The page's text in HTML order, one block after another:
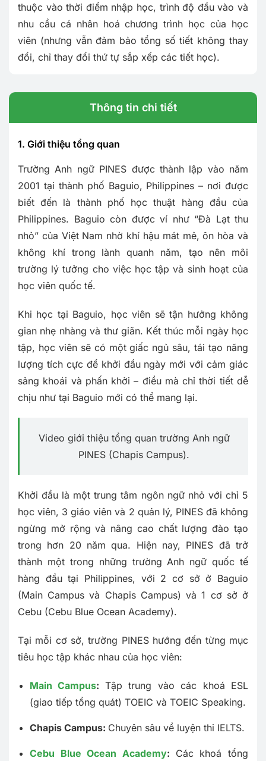
thuộc vào thời điểm nhập học, trình độ đầu vào và
nhu cầu cá nhân hoá chương trình học của học
viên (nhưng vẫn đảm bảo tổng số tiết không thay
đổi, chỉ thay đổi thứ tự sắp xếp các tiết học).
Thông tin chi tiết
1. Giới thiệu tổng quan
Trường Anh ngữ PINES được thành lập vào năm
2001 tại thành phố Baguio, Philippines – nơi được
biết đến là thành phố học thuật hàng đầu của
Philippines. Baguio còn được ví như “Đà Lạt thu
nhỏ” của Việt Nam nhờ khí hậu mát mẻ, ôn hòa và
không khí trong lành quanh năm, tạo nên môi
trường lý tưởng cho việc học tập và sinh hoạt của
học viên quốc tế.
Khi học tại Baguio, học viên sẽ tận hưởng không
gian nhẹ nhàng và thư giãn. Kết thúc mỗi ngày học
tập, học viên sẽ có một giấc ngủ sâu, tái tạo năng
lượng tích cực để khởi đầu ngày mới với cảm giác
sảng khoái và phấn khởi – điều mà chỉ thời tiết dễ
chịu như tại Baguio mới có thể mang lại.
Video giới thiệu tổng quan trường Anh ngữ
PINES (Chapis Campus).
Khởi đầu là một trung tâm ngôn ngữ nhỏ với chỉ 5
học viên, 3 giáo viên và 2 quản lý, PINES đã không
ngừng mở rộng và nâng cao chất lượng đào tạo
trong hơn 20 năm qua. Hiện nay, PINES đã trở
thành một trong những trường Anh ngữ quốc tế
hàng đầu tại Philippines, với 2 cơ sở ở Baguio
(Main Campus và Chapis Campus) và 1 cơ sở ở
Cebu (Cebu Blue Ocean Academy).
Tại mỗi cơ sở, trường PINES hướng đến từng mục
tiêu học tập khác nhau của học viên:
Main Campus: Tập trung vào các khoá ESL
(giao tiếp tổng quát) TOEIC và TOEIC Speaking.
Chapis Campus: Chuyên sâu về luyện thi IELTS.
Cebu Blue Ocean Academy: Các khoá tổng